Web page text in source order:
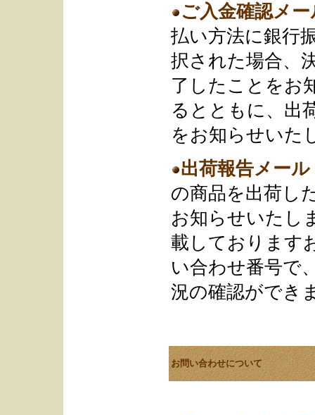
ご入金確認メー
払い方法に銀行
択された場合、
了したことをお
るとともに、出
をお知らせいた
出荷報告メール
の商品を出荷し
お知らせいたし
載しております
い合わせ番号で
況の確認ができ
お問い合わせについて